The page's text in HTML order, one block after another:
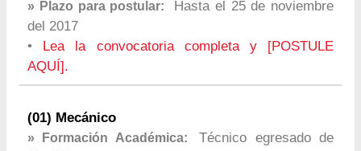
» Plazo para postular:
Hasta el 25 de noviembre
del 2017
•
Lea la convocatoria completa y [POSTULE
AQUÍ].
(01) Mecánico
» Formación Académica:
Técnico egresado de